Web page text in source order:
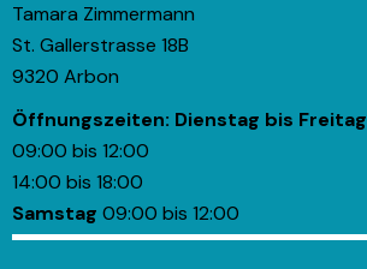
Tamara Zimmermann
St. Gallerstrasse 18B
9320 Arbon
Öffnungszeiten: Dienstag bis Freitag
09:00 bis 12:00
14:00 bis 18:00
Samstag 09:00 bis 12:00